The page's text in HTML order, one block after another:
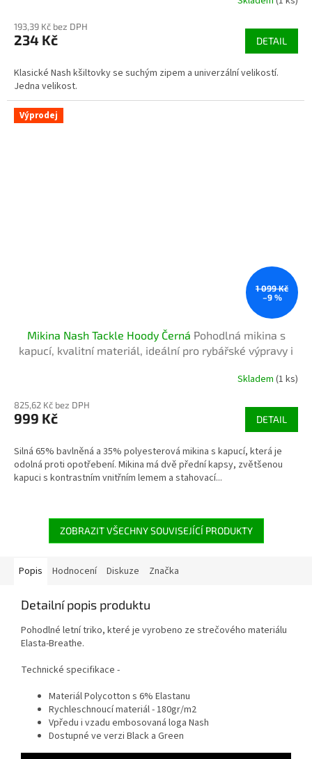
193,39 Kč bez DPH
234 Kč DETAIL
Klasické Nash kšiltovky se suchým zipem a univerzální velikostí.
Jedna velikost.
Výprodej
1 099 Kč
–9 %
Mikina Nash Tackle Hoody Černá Pohodlná mikina s
kapucí, kvalitní materiál, ideální pro rybářské výpravy i
Skladem (1 ks)
825,62 Kč bez DPH
999 Kč DETAIL
Silná 65% bavlněná a 35% polyesterová mikina s kapucí, která je
odolná proti opotřebení. Mikina má dvě přední kapsy, zvětšenou
kapuci s kontrastním vnitřním lemem a stahovací...
ZOBRAZIT VŠECHNY SOUVISEJÍCÍ PRODUKTY
Popis Hodnocení Diskuze Značka
Detailní popis produktu
Pohodlné letní triko, které je vyrobeno ze strečového materiálu
Elasta-Breathe.
Technické specifikace -
Materiál Polycotton s 6% Elastanu
Rychleschnoucí materiál - 180gr/m2
Vpředu i vzadu embosovaná loga Nash
Dostupné ve verzi Black a Green